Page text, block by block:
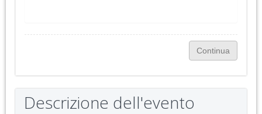
Descrizione dell'evento